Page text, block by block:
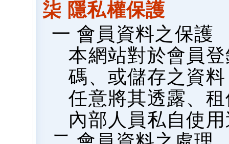
柒 隱私權保護
一 會員資料之保護
本網站對於會員
碼、或儲存之資
任意將其透露、
內部人員私自使